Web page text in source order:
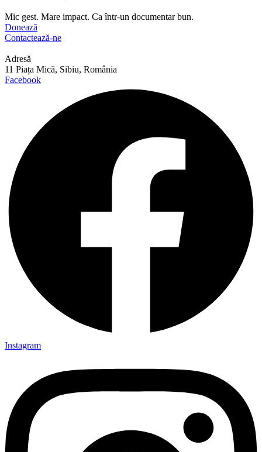
Mic gest. Mare impact. Ca într-un documentar bun.
Donează
Contactează-ne
Adresă
11 Piața Mică, Sibiu, România
Facebook
Instagram